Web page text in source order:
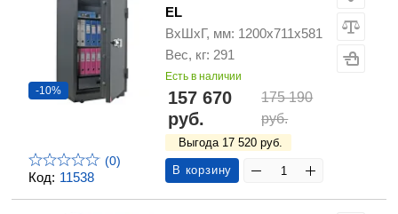
Код: 11538
-10%
(0)
EL
ВхШхГ, мм: 1200х711х581
Вес, кг: 291
Есть в наличии
157 670
руб.
175 190
руб.
Выгода 17 520 руб.
В корзину